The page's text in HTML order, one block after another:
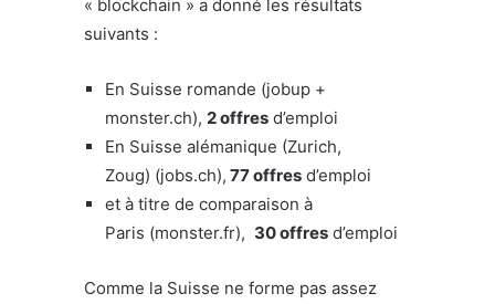
« blockchain » a donné les résultats
suivants :
En Suisse romande (jobup +
monster.ch), 2 offres d’emploi
En Suisse alémanique (Zurich,
Zoug) (jobs.ch), 77 offres d’emploi
et à titre de comparaison à
Paris (monster.fr), 30 offres d’emploi
Comme la Suisse ne forme pas assez